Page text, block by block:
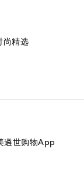
尚精选
遴世购物App